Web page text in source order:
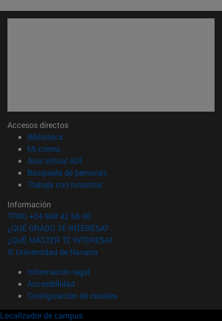
Accesos directos
Biblioteca
Mi correo(abre en nueva ventana)
Aula virtual ADI
Búsqueda de personas(abre en nueva ventana)
Trabaja con nosotros(abre en nueva ventana)
Información
TFNO +34 948 42 56 00
¿QUÉ GRADO TE INTERESA?
¿QUÉ MÁSTER TE INTERESA?
© Universidad de Navarra
Información legal
Accesibilidad
Configuración de cookies
Localizador de campus